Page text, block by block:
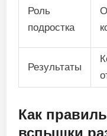
Роль
подростка
Результаты
Как
вспышки